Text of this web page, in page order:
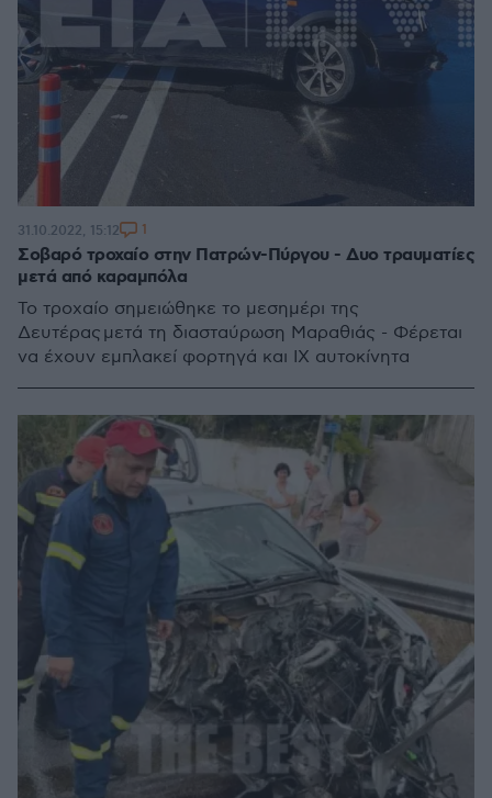
Σοβαρό τροχαίο στην Πατρών-Πύργου - Δυο τραυματίες
μετά από καραμπόλα
Το τροχαίο σημειώθηκε το μεσημέρι της
Δευτέρας μετά τη διασταύρωση Μαραθιάς - Φέρεται
να έχουν εμπλακεί φορτηγά και ΙΧ αυτοκίνητα
31.10.2022, 15:12 1